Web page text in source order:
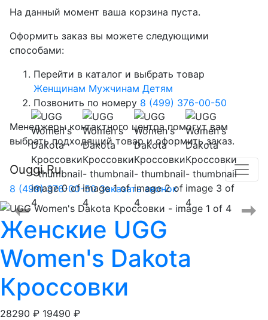
На данный момент ваша корзина пуста.
Оформить заказ вы можете следующими
способами:
Перейти в каталог и выбрать товар
Женщинам Мужчинам Детям
Позвонить по номеру 8 (499) 376-00-50
Менеджеры контактного центра помогут вам
выбрать подходящий товар и оформить заказ.
Ouggi.Ru
8 (499) 376-00-50 Заказать звонок
Женские UGG
Women's Dakota
Кроссовки
28290 ₽ 19490 ₽